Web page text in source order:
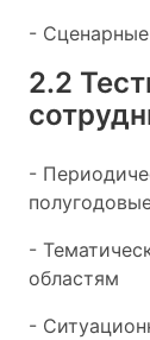
-
2.2
-
-
областям
-